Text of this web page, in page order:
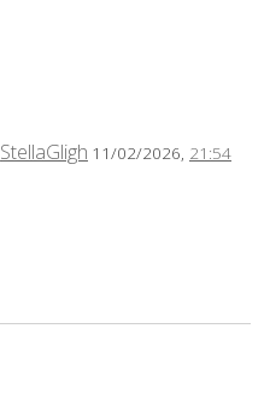
StellaGligh 11/02/2026, 21:54